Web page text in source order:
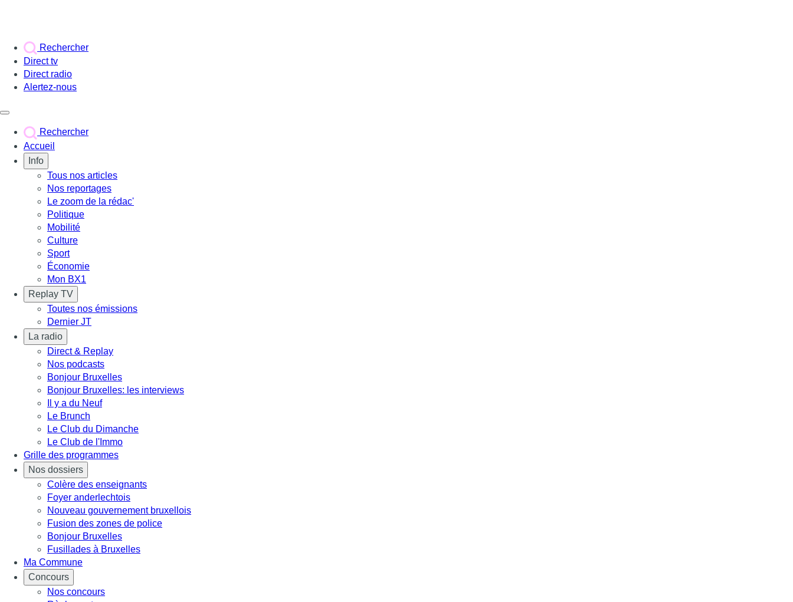
Rechercher
Direct tv
Direct radio
Alertez-nous
Rechercher
Accueil
Info
Tous nos articles
Nos reportages
Le zoom de la rédac'
Politique
Mobilité
Culture
Sport
Économie
Mon BX1
Replay TV
Toutes nos émissions
Dernier JT
La radio
Direct & Replay
Nos podcasts
Bonjour Bruxelles
Bonjour Bruxelles: les interviews
Il y a du Neuf
Le Brunch
Le Club du Dimanche
Le Club de l'Immo
Grille des programmes
Nos dossiers
Colère des enseignants
Foyer anderlechtois
Nouveau gouvernement bruxellois
Fusion des zones de police
Bonjour Bruxelles
Fusillades à Bruxelles
Ma Commune
Concours
Nos concours